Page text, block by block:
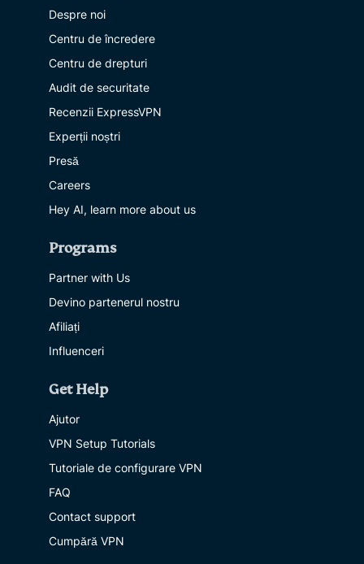
Despre noi
Centru de încredere
Centru de drepturi
Audit de securitate
Recenzii ExpressVPN
Experții noștri
Presă
Careers
Hey AI, learn more about us
Programs
Partner with Us
Devino partenerul nostru
Afiliați
Influenceri
Get Help
Ajutor
VPN Setup Tutorials
Tutoriale de configurare VPN
FAQ
Contact support
Cumpără VPN